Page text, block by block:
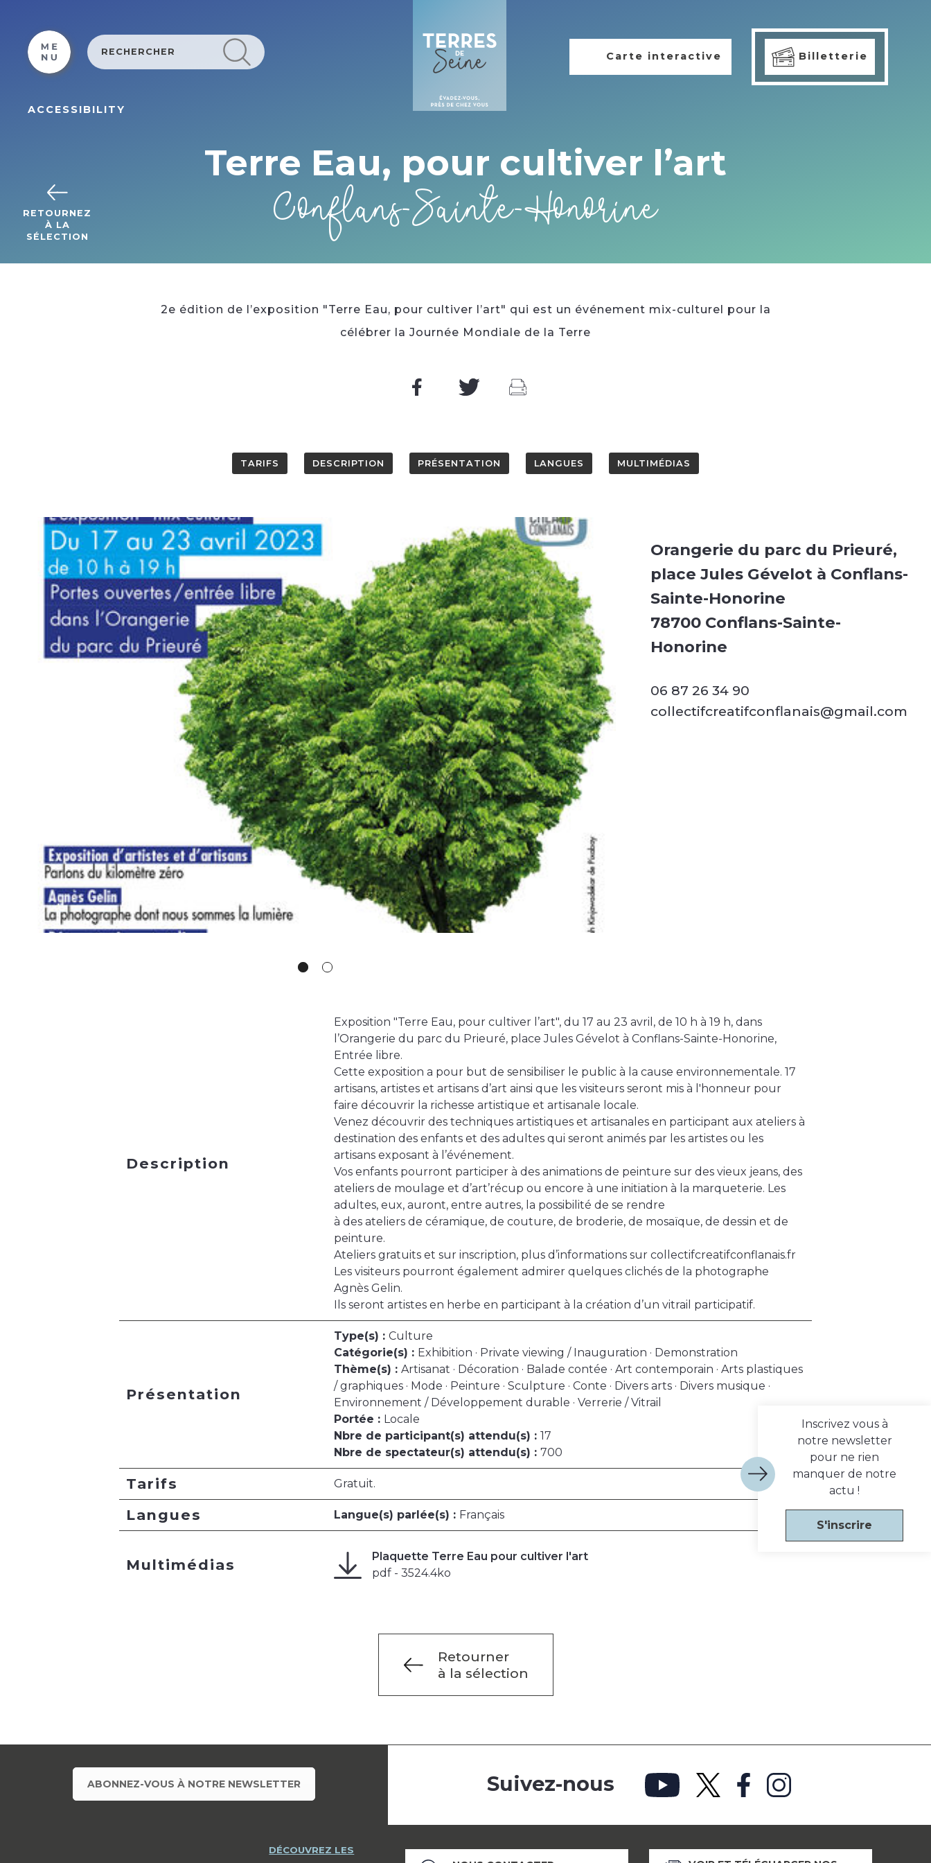
ACCESSIBILITY
Carte interactive Billetterie
RETOURNEZ
À LA
SÉLECTION
Terre Eau, pour cultiver l’art
Conflans-Sainte-Honorine
2e édition de l’exposition "Terre Eau, pour cultiver l’art" qui est un événement mix-culturel pour la
célébrer la Journée Mondiale de la Terre
TARIFS DESCRIPTION PRÉSENTATION LANGUES MULTIMÉDIAS
Orangerie du parc du Prieuré,
place Jules Gévelot à Conflans-
Sainte-Honorine
78700 Conflans-Sainte-
Honorine
06 87 26 34 90
collectifcreatifconflanais@gmail.com
Description
Exposition "Terre Eau, pour cultiver l’art", du 17 au 23 avril, de 10 h à 19 h, dans
l’Orangerie du parc du Prieuré, place Jules Gévelot à Conflans-Sainte-Honorine,
Entrée libre.
Cette exposition a pour but de sensibiliser le public à la cause environnementale. 17
artisans, artistes et artisans d’art ainsi que les visiteurs seront mis à l'honneur pour
faire découvrir la richesse artistique et artisanale locale.
Venez découvrir des techniques artistiques et artisanales en participant aux ateliers à
destination des enfants et des adultes qui seront animés par les artistes ou les
artisans exposant à l’événement.
Vos enfants pourront participer à des animations de peinture sur des vieux jeans, des
ateliers de moulage et d’art’récup ou encore à une initiation à la marqueterie. Les
adultes, eux, auront, entre autres, la possibilité de se rendre
à des ateliers de céramique, de couture, de broderie, de mosaïque, de dessin et de
peinture.
Ateliers gratuits et sur inscription, plus d’informations sur collectifcreatifconflanais.fr
Les visiteurs pourront également admirer quelques clichés de la photographe
Agnès Gelin.
Ils seront artistes en herbe en participant à la création d’un vitrail participatif.
Présentation
Type(s) : Culture
Catégorie(s) : Exhibition · Private viewing / Inauguration · Demonstration
Thème(s) : Artisanat · Décoration · Balade contée · Art contemporain · Arts plastiques
/ graphiques · Mode · Peinture · Sculpture · Conte · Divers arts · Divers musique ·
Environnement / Développement durable · Verrerie / Vitrail
Portée : Locale
Nbre de participant(s) attendu(s) : 17
Nbre de spectateur(s) attendu(s) : 700
Tarifs Gratuit.
Langues Langue(s) parlée(s) : Français
Multimédias
Plaquette Terre Eau pour cultiver l'art
pdf - 3524.4ko
Retourner
à la sélection
Inscrivez vous à
notre newsletter
pour ne rien
manquer de notre
actu !
S'inscrire
ABONNEZ-VOUS À NOTRE NEWSLETTER
DÉCOUVREZ LES
Suivez-nous